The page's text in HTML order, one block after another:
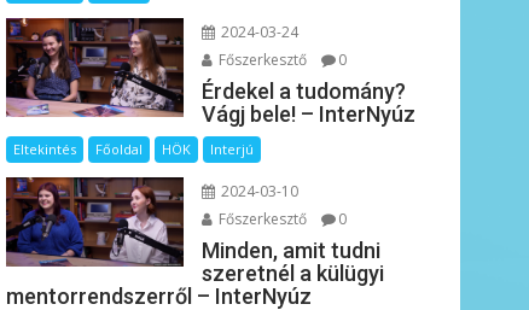
2024-03-24
Főszerkesztő
0
Érdekel a tudomány?
Vágj bele! – InterNyúz
Eltekintés Főoldal HÖK Interjú
2024-03-10
Főszerkesztő
0
Minden, amit tudni
szeretnél a külügyi
mentorrendszerről – InterNyúz